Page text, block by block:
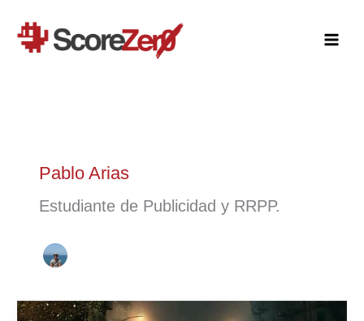
contenido
Pablo Arias
Estudiante de Publicidad y RRPP.